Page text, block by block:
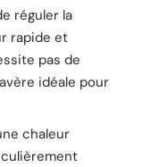
réguler la
rapide et
pas de
idéale pour
chaleur